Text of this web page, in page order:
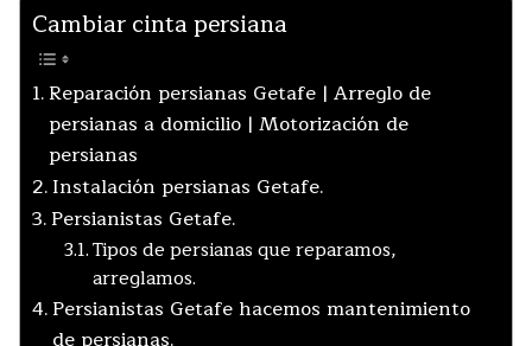
Cambiar cinta persiana
Reparación persianas Getafe | Arreglo de
persianas a domicilio | Motorización de
persianas
Instalación persianas Getafe.
Persianistas Getafe.
Tipos de persianas que reparamos,
arreglamos.
Persianistas Getafe hacemos mantenimiento